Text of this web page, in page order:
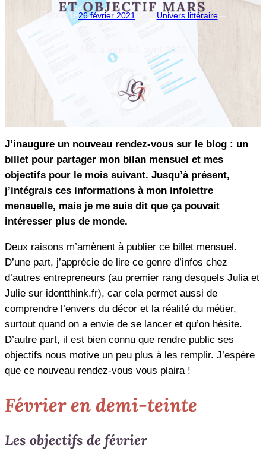
Publié le26 février 2021dans Univers littéraire—
1 avril 2026
J’inaugure un nouveau rendez-vous sur le blog : un
billet pour partager mon bilan mensuel et mes
objectifs pour le mois suivant. Jusqu’à présent,
j’intégrais ces informations à mon infolettre
mensuelle, mais je me suis dit que ça pouvait
intéresser plus de monde.
Deux raisons m’amènent à publier ce billet mensuel.
D’une part, j’apprécie de lire ce genre d’infos chez
d’autres entrepreneurs (au premier rang desquels Julia et
Julie sur idontthink.fr), car cela permet aussi de
comprendre l’envers du décor et la réalité du métier,
surtout quand on a envie de se lancer et qu’on hésite.
D’autre part, il est bien connu que rendre public ses
objectifs nous motive un peu plus à les remplir. J’espère
que ce nouveau rendez-vous vous plaira !
Février en demi-teinte
Les objectifs de février